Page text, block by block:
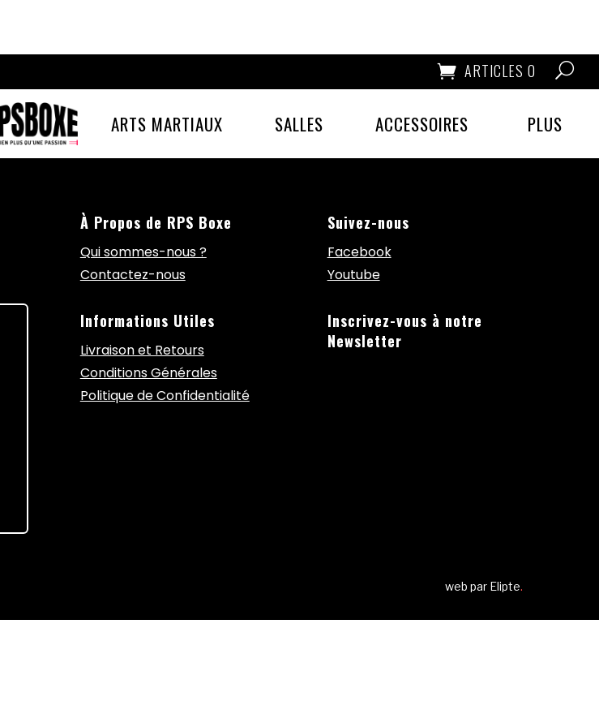
ARTICLES 0
ARTS MARTIAUX SALLES ACCESSOIRES PLUS
À Propos de RPS Boxe
Qui sommes-nous ?
Contactez-nous
Informations Utiles
Livraison et Retours
Conditions Générales
Politique de Confidentialité
Suivez-nous
Facebook
Youtube
Inscrivez-vous à notre
Newsletter
web par Elipte.